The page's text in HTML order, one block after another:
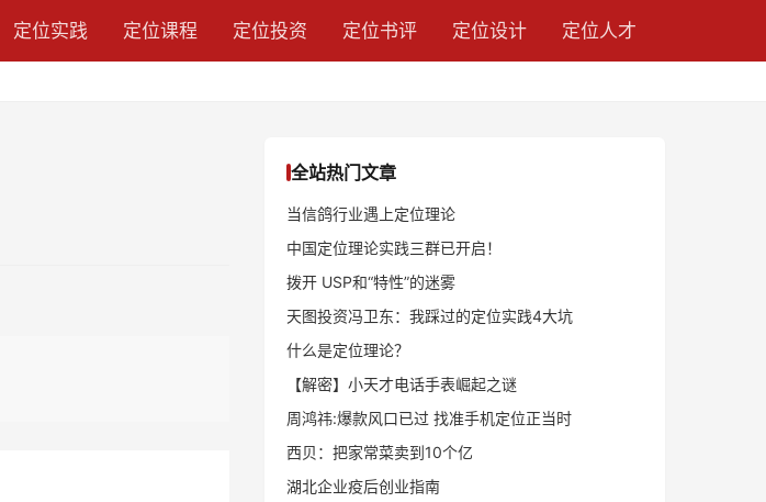
定位实践 定位课程 定位投资 定位书评 定位设计 定位人才
全站热门文章
当信鸽行业遇上定位理论
中国定位理论实践三群已开启！
拨开 USP和“特性”的迷雾
天图投资冯卫东：我踩过的定位实践4大坑
什么是定位理论？
【解密】小天才电话手表崛起之谜
周鸿祎:爆款风口已过 找准手机定位正当时
西贝：把家常菜卖到10个亿
湖北企业疫后创业指南